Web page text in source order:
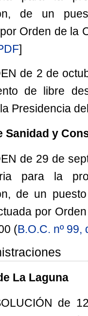
de un
Orden de la
]
de 2 de
de libre
Presidencia
Sanidad y
de 29 de
para la
de un
por
(B.O.C. nº 99,
La Laguna
de